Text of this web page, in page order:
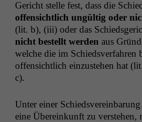
Gericht stelle fest, dass die
offen­sichtlich ungültig oder
(lit. b), (iii) oder das
nicht bestellt wer­den aus
welche die im Schiedsver­fahren
offen­sichtlich einzuste­hen hat
c).
Unter ein­er
eine Übereinkun­ft zu ver­ste­hen,